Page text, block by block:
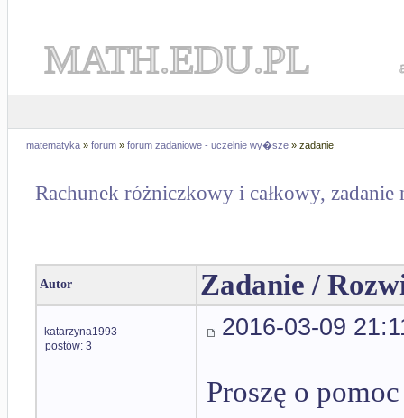
MATH.EDU.PL
matematyka » forum » forum zadaniowe - uczelnie wy�sze » zadanie
Rachunek różniczkowy i całkowy, zadanie
Autor Zadanie /
katarzyna1993
postów: 3
2016-03-09
Proszę o